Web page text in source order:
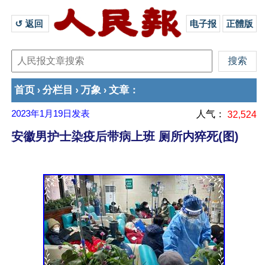
↺ 返回 电子报 正體版
首页 › 分栏目 › 万象 › 文章 ：
2023年1月19日 发表 人气： 32,524
安徽男护士染疫后带病上班 厕所内猝死(图)